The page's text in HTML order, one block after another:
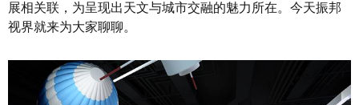
展相关联，为呈现出天文与城市交融的魅力所在。今天振邦
视界就来为大家聊聊。